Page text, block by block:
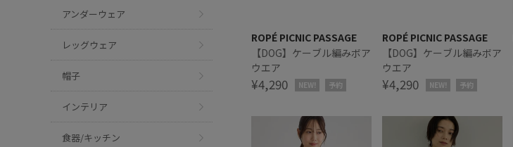
アンダーウェア
レッグウェア
帽子
インテリア
食器/キッチン
ROPÉ PICNIC PASSAGE
【DOG】ケーブル編みボア
ウエア
¥4,290 NEW! 予約
ROPÉ PICNIC PASSAGE
【DOG】ケーブル編みボア
ウエア
¥4,290 NEW! 予約